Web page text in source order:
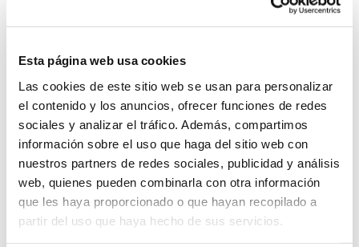
Esta página web usa cookies
Las cookies de este sitio web se usan para personalizar
el contenido y los anuncios, ofrecer funciones de redes
sociales y analizar el tráfico. Además, compartimos
información sobre el uso que haga del sitio web con
nuestros partners de redes sociales, publicidad y análisis
web, quienes pueden combinarla con otra información
que les haya proporcionado o que hayan recopilado a
partir del uso que haya hecho de sus servicios.
2026
Saber más
65 º ANIVERSARIO DE
DASLER, CON JAVIER
MARISCAL